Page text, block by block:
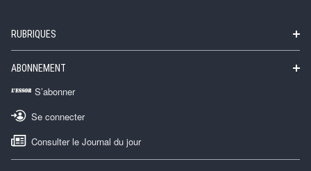
RUBRIQUES
ABONNEMENT
S’abonner
Se connecter
Consulter le Journal du jour